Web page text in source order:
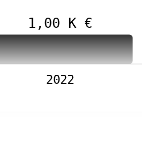
1,00 K €
2022